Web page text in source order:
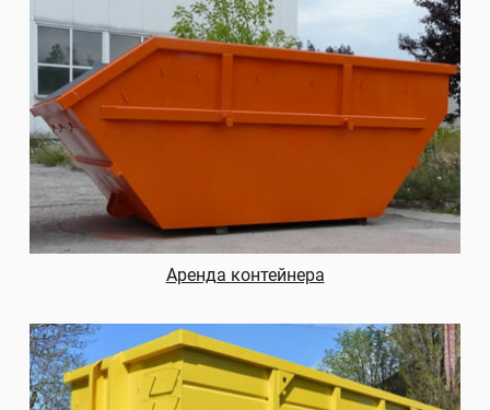
Аренда контейнера